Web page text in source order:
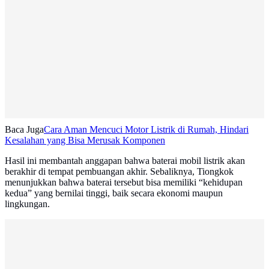
Baca JugaCara Aman Mencuci Motor Listrik di Rumah, Hindari
Kesalahan yang Bisa Merusak Komponen
Hasil ini membantah anggapan bahwa baterai mobil listrik akan
berakhir di tempat pembuangan akhir. Sebaliknya, Tiongkok
menunjukkan bahwa baterai tersebut bisa memiliki “kehidupan
kedua” yang bernilai tinggi, baik secara ekonomi maupun
lingkungan.